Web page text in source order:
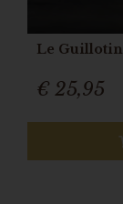
Le
€ 25,95